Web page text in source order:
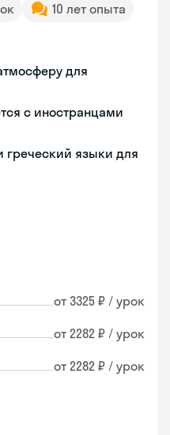
10 лет опыта
для
с иностранцами
греческий языки для
от 3325 ₽ / урок
от 2282 ₽ / урок
от 2282 ₽ / урок